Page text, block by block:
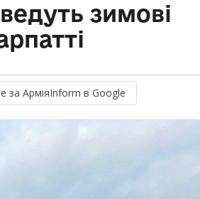
зимові
за АрміяInform в Google